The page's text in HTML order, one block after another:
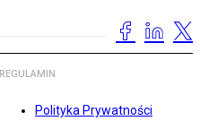
REGULAMIN
Polityka Prywatności